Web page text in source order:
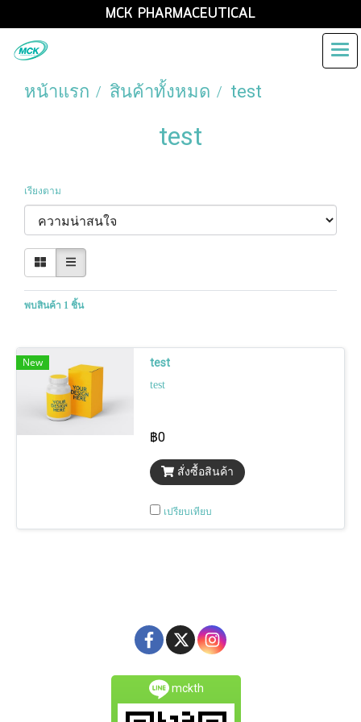
MCK PHARMACEUTICAL
หน้าแรก สินค้าทั้งหมด test
test
เรียงตาม
พบสินค้า 1 ชิ้น
New test
test
฿0
สั่งซื้อสินค้า
เปรียบเทียบ
mckth